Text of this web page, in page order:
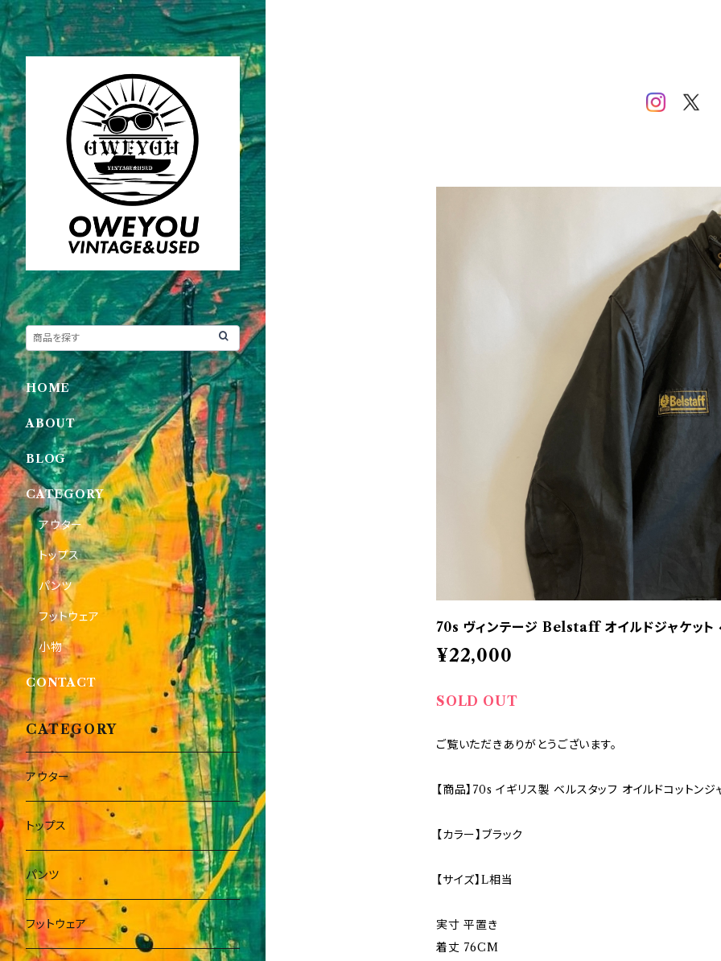
70s ヴィンテージ Belstaff オイルドジャケット
¥22,000
SOLD OUT
ご覧いただきありがとうございます。
【商品】70s イギリス製 ベルスタッフ オイルドコットンジ
【カラー】ブラック
【サイズ】L相当
実寸 平置き
着丈 76CM
HOME
ABOUT
BLOG
CATEGORY
アウター
トップス
パンツ
フットウェア
小物
CONTACT
CATEGORY
アウター
トップス
パンツ
フットウェア